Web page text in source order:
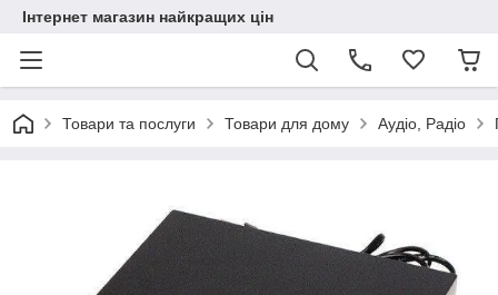
Інтернет магазин найкращих цін
Товари та послуги Товари для дому Аудіо, Радіо